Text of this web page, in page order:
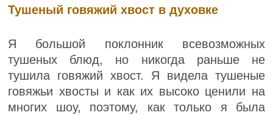
Тушеный говяжий хвост в духовке
Я большой поклонник всевозможных
тушеных блюд, но никогда раньше не
тушила говяжий хвост. Я видела тушеные
говяжьи хвосты и как их высоко ценили на
многих шоу, поэтому, как только я была